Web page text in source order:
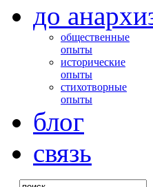
до
общественные
опыты
исторические
опыты
стихотворные
опыты
блог
связь